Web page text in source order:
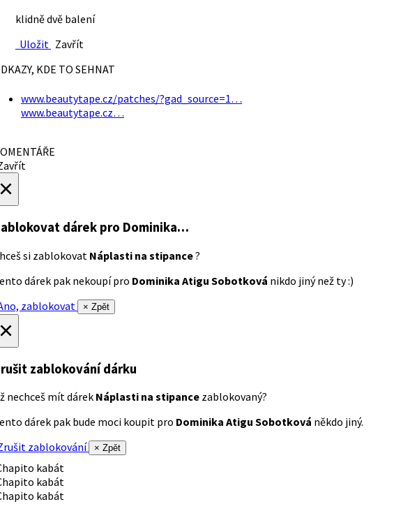
klidně dvě balení
Uložit Zavřít
KDE TO SEHNAT
www.beautytape.cz/patches/?gad_source=1…
www.beautytape.cz…
dárek pro Dominika…
si zablokovat Náplasti na stipance?
dárek pak nekoupí pro Dominika Atigu Sobotková nikdo jiný než ty :)
zablokovat
× Zpět
zablokování dárku
nechceš mít dárek Náplasti na stipance zablokovaný?
dárek pak bude moci koupit pro Dominika Atigu Sobotková někdo jiný.
zablokování
× Zpět